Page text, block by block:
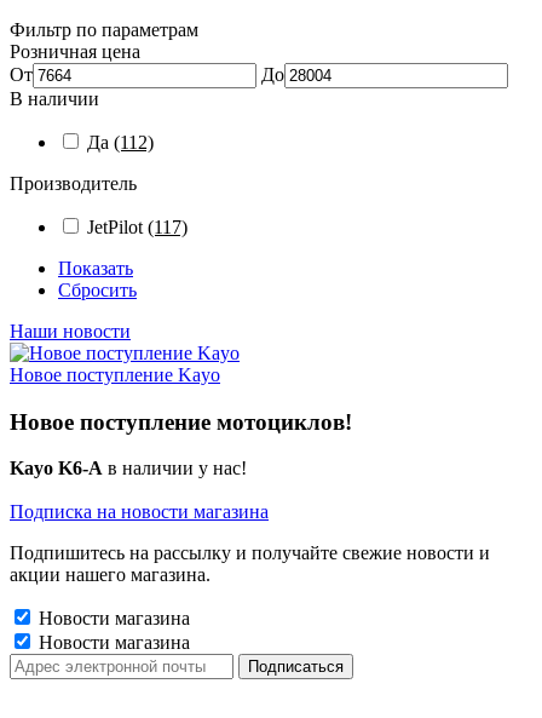
Фильтр по параметрам
Розничная цена
От
До
В наличии
Да (112)
Производитель
JetPilot (117)
Показать
Сбросить
Наши новости
Новое поступление Kayo
Новое поступление мотоциклов!
Kayo K6-A в наличии у нас!
Подписка на новости магазина
Подпишитесь на рассылку и получайте свежие новости и
акции нашего магазина.
Новости магазина
Новости магазина